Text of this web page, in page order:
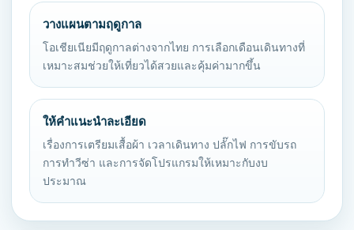
วางแผนตามฤดูกาล
โอเชียเนียมีฤดูกาลต่างจากไทย การเลือกเดือนเดินทางที่
เหมาะสมช่วยให้เที่ยวได้สวยและคุ้มค่ามากขึ้น
ให้คำแนะนำละเอียด
เรื่องการเตรียมเสื้อผ้า เวลาเดินทาง ปลั๊กไฟ การขับรถ
การทำวีซ่า และการจัดโปรแกรมให้เหมาะกับงบ
ประมาณ